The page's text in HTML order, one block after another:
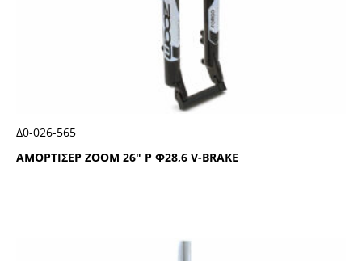
ΑΜΟΡΤΙΣΕΡ ΖΟΟΜ 26″ Ρ Φ28,6 V-ΒRΑΚΕ
Δ0-026-565